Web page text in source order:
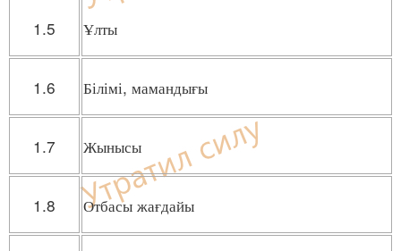
1.5 Ұлты
1.6 Білімі, мамандығы
1.7 Жынысы
1.8 Отбасы жағдайы